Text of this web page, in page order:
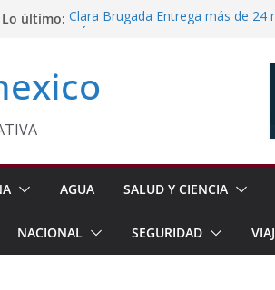
Lo último: Clara Brugada Entrega más de 24
Chimalhuacán
Sheinbaum Entrega Pensión
y Perú
AGUA SALUD Y CIENCIA
NACIONAL SEGURIDAD